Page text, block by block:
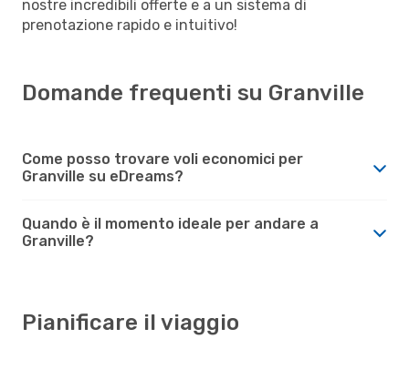
nostre incredibili offerte e a un sistema di
prenotazione rapido e intuitivo!
Domande frequenti su Granville
Come posso trovare voli economici per
Granville su eDreams?
Quando è il momento ideale per andare a
Granville?
Pianificare il viaggio